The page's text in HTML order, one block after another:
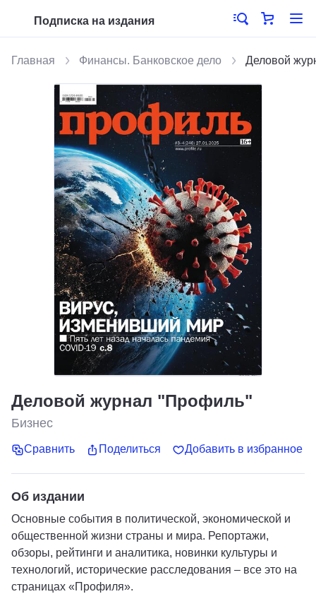
Подписка на издания
Главная Финансы. Банковское дело Деловой
Деловой журнал "Профиль"
Бизнес
Сравнить Поделиться Добавить в избранное
Об издании
Основные события в политической, экономической и
общественной жизни страны и мира. Репортажи,
обзоры, рейтинги и аналитика, новинки культуры и
технологий, исторические расследования – все это на
страницах «Профиля».